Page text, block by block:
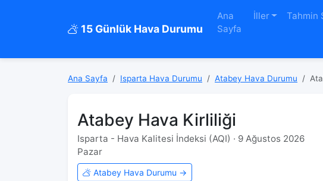
15 Günlük Hava Durumu
Ana
Sayfa
İller Tahmin
Ana Sayfa Isparta Hava Durumu Atabey Hava Durumu
Atabey Hava Kirliliği
Isparta - Hava Kalitesi İndeksi (AQI) · 9 Ağustos 2026
Pazar
Atabey Hava Durumu →